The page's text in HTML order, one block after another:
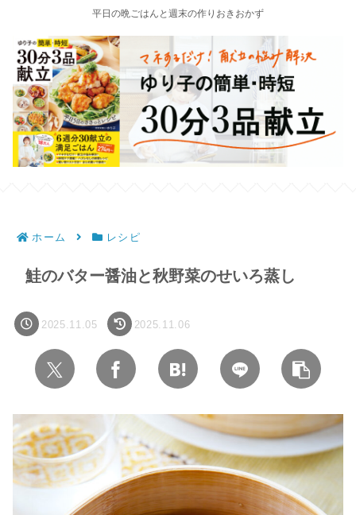
平日の晩ごはんと週末の作りおきおかず
ホーム レシピ
鮭のバター醤油と秋野菜のせいろ蒸し
2025.11.05 2025.11.06